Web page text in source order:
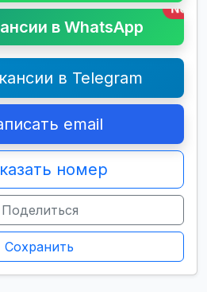
в WhatsApp
New
в Telegram
email
номер
Поделиться
Сохранить